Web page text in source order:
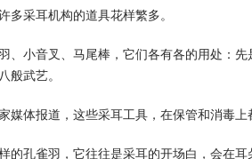
多采耳机构的道具花样繁多。
、小音叉、马尾棒，它们各有各的用处：
般武艺。
媒体报道，这些采耳工具，在保管和消毒上
的孔雀羽，它往往是采耳的开场白，会在